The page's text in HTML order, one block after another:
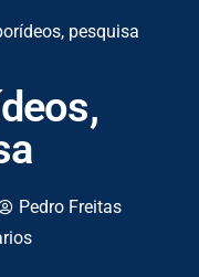
pesquisa
Pedro Freitas